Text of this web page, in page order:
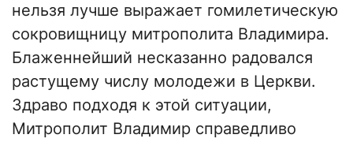
нельзя лучше выражает гомилетическую
сокровищницу митрополита Владимира.
Блаженнейший несказанно радовался
растущему числу молодежи в Церкви.
Здраво подходя к этой ситуации,
Митрополит Владимир справедливо